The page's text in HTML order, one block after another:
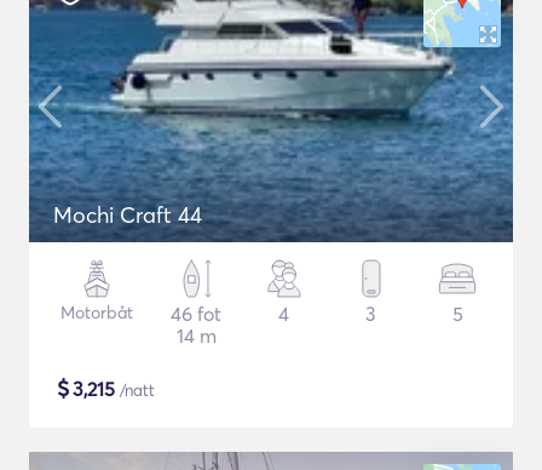
Mochi Craft 44
Motorbåt
46 fot
14 m
4 3 5
$3,215 /natt